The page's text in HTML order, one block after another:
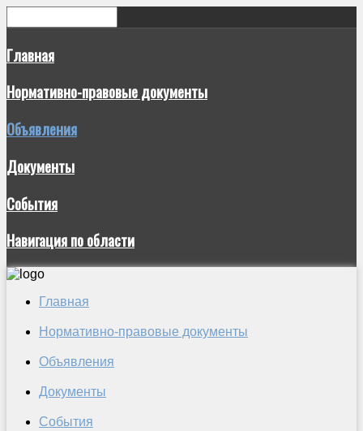
Главная
Нормативно-правовые документы
Объявления
Документы
События
Навигация по области
Главная
Нормативно-правовые документы
Объявления
Документы
События